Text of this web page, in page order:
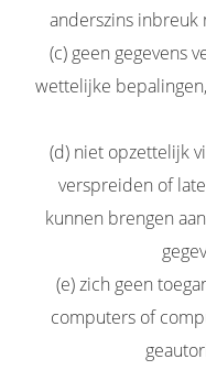
anderszins inbreuk
(c) geen gegevens
wettelijke
(d) niet opzettelijk
verspreiden of
kunnen brengen
(e) zich geen
computers of